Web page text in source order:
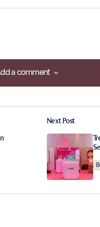
a comment
a comment
Required fields are marked
Next Post